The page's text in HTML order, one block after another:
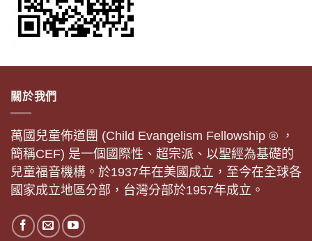
關於我們
萬國兒童佈道團 (Child Evangelism Fellowship ® ，
簡稱CEF) 是一個國際性、超宗派、以聖經為基礎的
兒童福音機構。於1937年在美國成立，至今在全球各
國家成立地區分部，台灣分部於1957年成立。